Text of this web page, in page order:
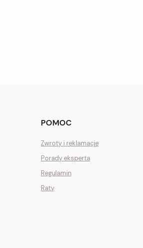
POMOC
Zwroty i reklamacje
Porady eksperta
Regulamin
Raty